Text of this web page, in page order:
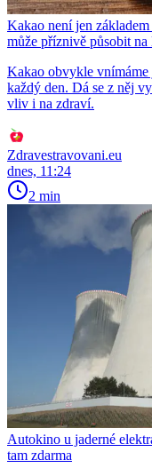
Kakao není jen
může příznivě působit
Kakao obvykle vnímáme
každý den. Dá se z něj
vliv i na zdraví.
Zdravestravovani.eu
dnes, 11:24
2 min
Autokino u jaderné
tam zdarma